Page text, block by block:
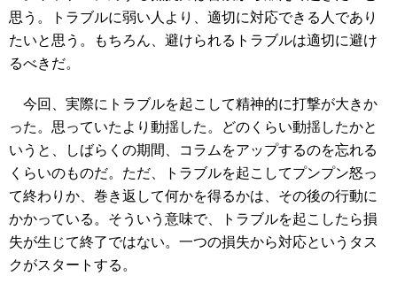
思う。トラブルに弱い人より、適切に対応できる人であり
たいと思う。もちろん、避けられるトラブルは適切に避け
るべきだ。
今回、実際にトラブルを起こして精神的に打撃が大きか
った。思っていたより動揺した。どのくらい動揺したかと
いうと、しばらくの期間、コラムをアップするのを忘れる
くらいのものだ。ただ、トラブルを起こしてプンプン怒っ
て終わりか、巻き返して何かを得るかは、その後の行動に
かかっている。そういう意味で、トラブルを起こしたら損
失が生じて終了ではない。一つの損失から対応というタス
クがスタートする。